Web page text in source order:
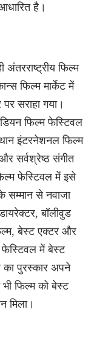
है।
फिल्म
फिल्म मार्केट में
सराहा गया।
फिल्म फेस्टिवल
इंटरनेशनल फिल्म
सर्वश्रेष्ठ संगीत
फेस्टिवल में इसे
सम्मान से नवाजा
बॉलीवुड
बेस्ट एक्टर और
में बेस्ट
पुरस्कार अपने
फिल्म को बेस्ट
मिला।